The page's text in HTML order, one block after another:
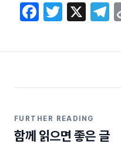
F
c
b
o
k
T
itt
X
T
e
a
FURTHER READING
함께 읽으면 좋은 글